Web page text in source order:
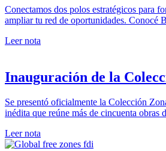
Conectamos dos polos estratégicos para
ampliar tu red de oportunidades. Conocé
Leer nota
Inauguración de la
Se presentó oficialmente la Colección
inédita que reúne más de cincuenta obras
Leer nota